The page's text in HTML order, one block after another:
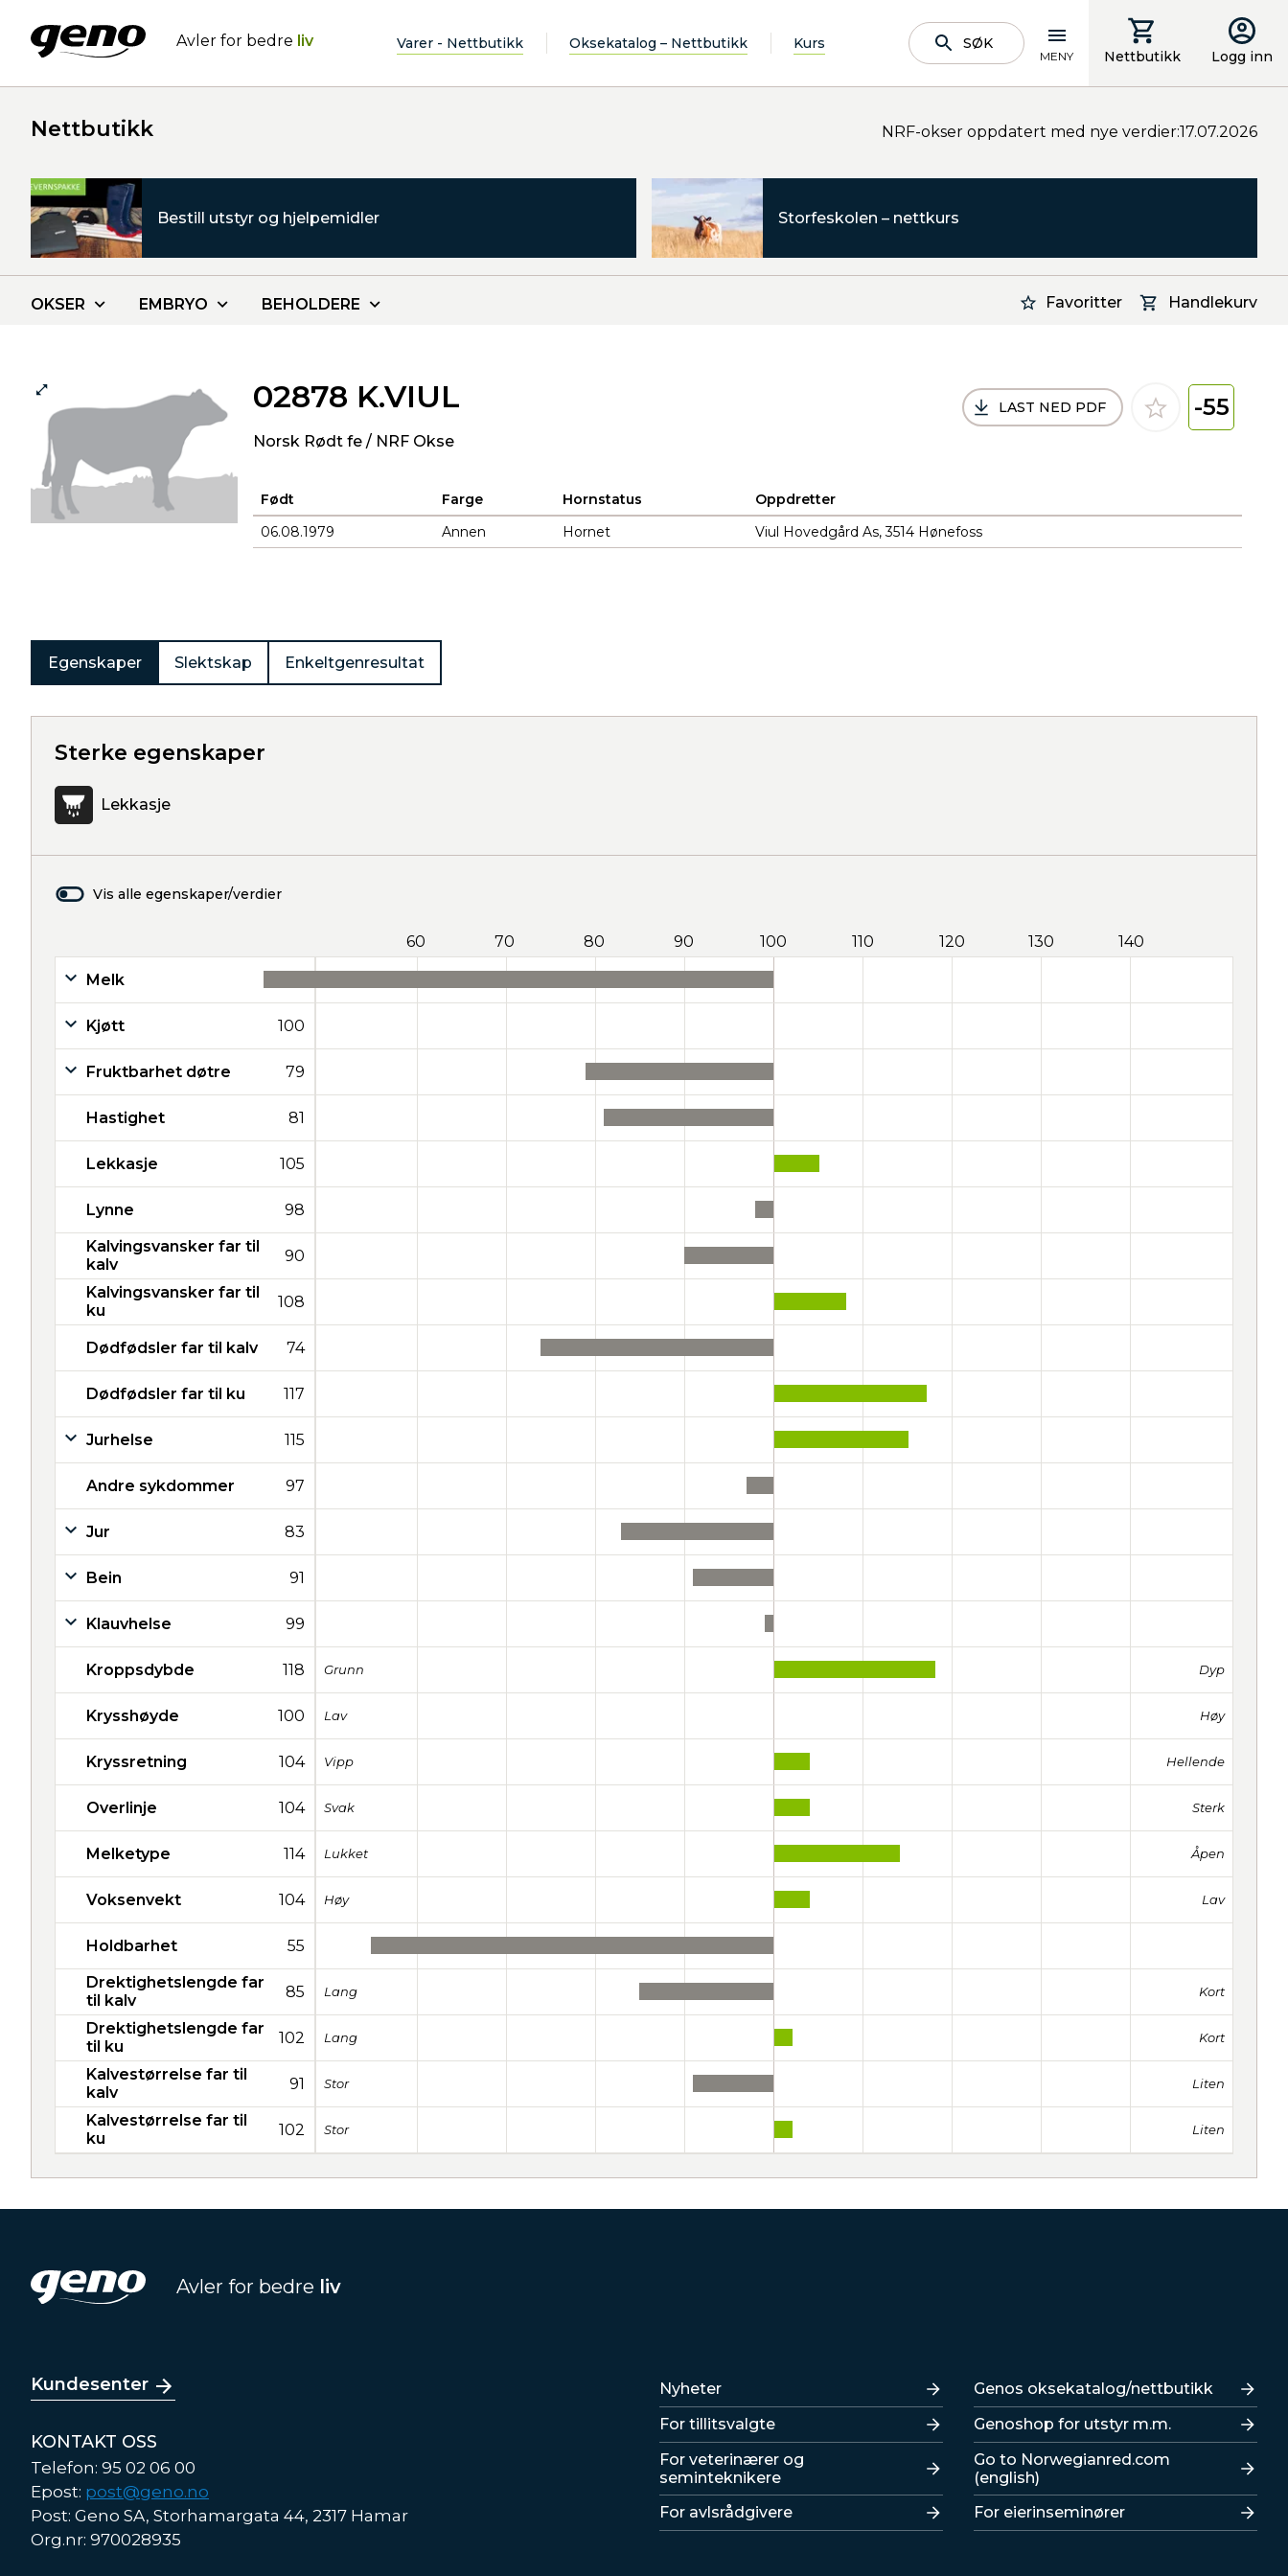
Avler for bedre liv Varer - Nettbutikk Oksekatalog – Nettbutikk Kurs SØK
MENY Nettbutikk Logg inn
Nettbutikk NRF-okser oppdatert med nye verdier:17.07.2026
Bestill utstyr og hjelpemidler Storfeskolen – nettkurs
Favoritter Handlekurv
OKSER EMBRYO BEHOLDERE
02878 K.VIUL
Norsk Rødt fe / NRF Okse
LAST NED PDF -55
Født Farge Hornstatus
Oppdretter
06.08.1979
Annen Hornet Viul Hovedgård As, 3514 Hønefoss
Egenskaper Slektskap Enkeltgenresultat
Sterke egenskaper
Lekkasje
Vis alle egenskaper/verdier
60 70 80 90 100 110 120 130 140
Melk
Kjøtt 100
Fruktbarhet døtre 79
Hastighet 81
Lekkasje 105
Lynne 98
Kalvingsvansker far til
kalv
90
Kalvingsvansker far til
ku
108
Dødfødsler far til kalv 74
Dødfødsler far til ku 117
Jurhelse 115
Andre sykdommer 97
Jur 83
Bein 91
Klauvhelse 99
Kroppsdybde 118 Grunn Dyp
Krysshøyde 100 Lav Høy
Kryssretning 104 Vipp Hellende
Overlinje 104 Svak Sterk
Melketype 114 Lukket Åpen
Voksenvekt 104 Høy Lav
Holdbarhet 55
Drektighetslengde far
til kalv
85 Lang Kort
Drektighetslengde far
til ku
102 Lang Kort
Kalvestørrelse far til
kalv
91 Stor Liten
Kalvestørrelse far til
ku
102 Stor Liten
Avler for bedre liv
Kundesenter
KONTAKT OSS
Telefon: 95 02 06 00
Epost: post@geno.no
Post: Geno SA, Storhamargata 44, 2317 Hamar
Org.nr: 970028935
Lenker
Nyheter
For tillitsvalgte
For veterinærer og
seminteknikere
For avlsrådgivere
Lenker
Genos oksekatalog/nettbutikk
Genoshop for utstyr m.m.
Go to Norwegianred.com
(english)
For eierinseminører